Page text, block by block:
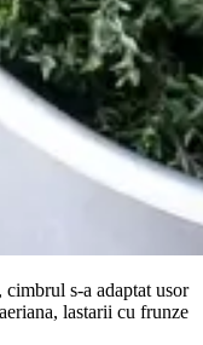
s-a adaptat usor
lastarii cu frunze